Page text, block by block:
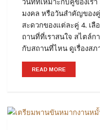
วันที่ที่เหมาะกับคู่ของเร
มงคล หรือวันสำคัญของ
สะดวกของแต่ละคู่ 4. เลื
ถานที่ที่เราสนใจ สไตล์ก
กับสถานที่ไหน ดูเรื่องส
READ MORE